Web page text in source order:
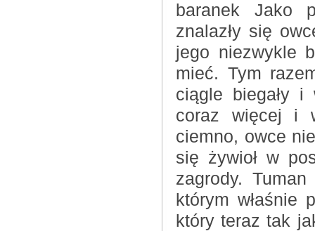
baranek Jako
znalazły się
jego niezwykle
mieć. Tym
ciągle biegały i
coraz więcej i
ciemno, owce
się żywioł w
zagrody.
którym właśnie
który teraz tak